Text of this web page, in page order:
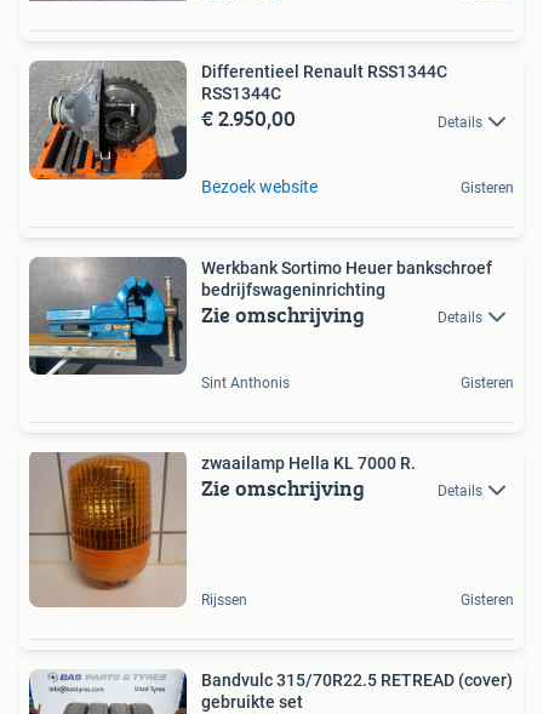
Differentieel Renault RSS1344C
RSS1344C
€ 2.950,00 Details
Bezoek website Gisteren
Werkbank Sortimo Heuer bankschroef
bedrijfswageninrichting
Zie omschrijving Details
Sint Anthonis Gisteren
zwaailamp Hella KL 7000 R.
Zie omschrijving Details
Rijssen Gisteren
Bandvulc 315/70R22.5 RETREAD (cover)
gebruikte set